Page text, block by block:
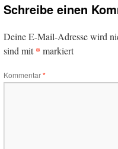
Schreibe einen
Deine E-Mail-Adresse wird
sind mit* markiert
Kommentar*